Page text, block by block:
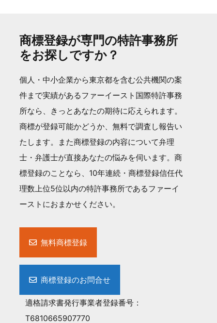
商標登録が専門の特許事務所
をお探しですか？
個人・中小企業から東京都を含む公共機関の案
件まで実績があるファーイースト国際特許事務
所なら、きっとあなたの期待に応えられます。
商標が登録可能かどうか、無料で調査し報告い
たします。また商標登録の内容について弁理
士・弁護士が直接あなたの悩みを伺います。商
標登録のことなら、10年連続・商標登録信任代
理数上位5位以内の特許事務所であるファーイ
ーストにおまかせください。
無料商標登録
商標登録のお問合せ
適格請求書発行事業者登録番号：
T6810665907770